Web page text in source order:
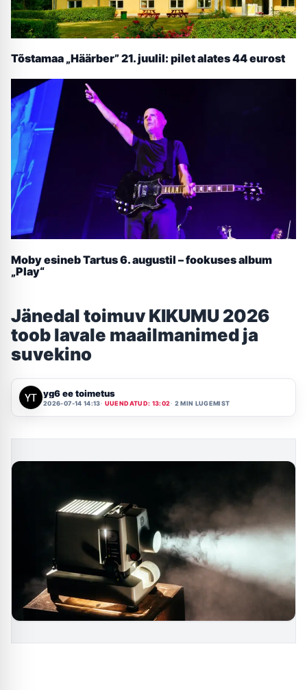
Tõstamaa „Häärber” 21. juulil: pilet alates 44 eurost
Moby esineb Tartus 6. augustil – fookuses album
„Play“
Jänedal toimuv KIKUMU 2026
toob lavale maailmanimed ja
suvekino
yg6 ee toimetus
2026-07-14 14:13 UUENDATUD: 13:02 2 MIN LUGEMIST